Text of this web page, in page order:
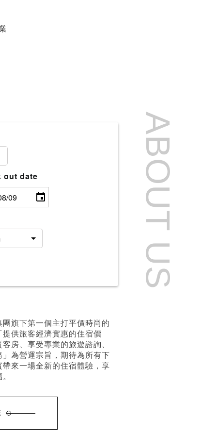
out date
旗下第一個主打平價時尚的
供旅客經濟實惠的住宿價
房、享受專業的旅遊諮詢、
為營運宗旨，期待為所有下
來一場全新的住宿體驗，享
ABOUT US